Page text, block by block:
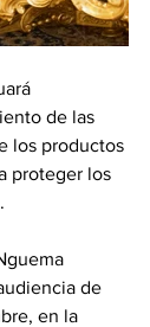
de las
los productos
proteger los
de
en la